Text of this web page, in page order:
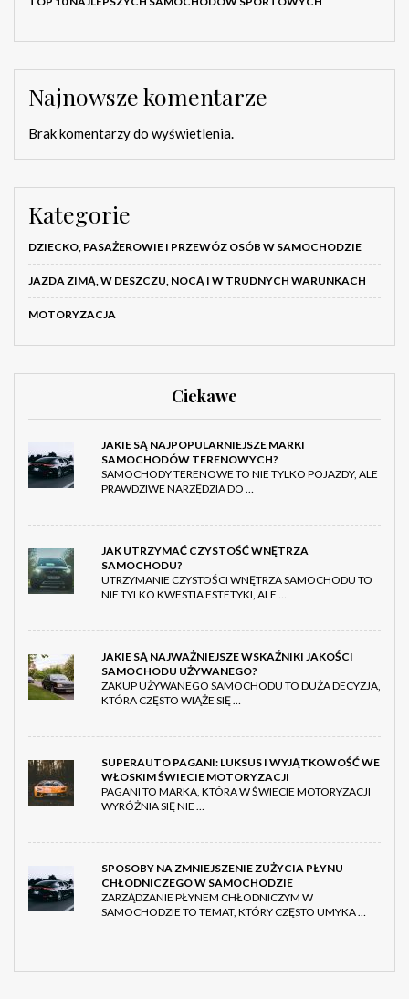
Najnowsze komentarze
Brak komentarzy do wyświetlenia.
Kategorie
DZIECKO, PASAŻEROWIE I PRZEWÓZ OSÓB W SAMOCHODZIE
JAZDA ZIMĄ, W DESZCZU, NOCĄ I W TRUDNYCH WARUNKACH
MOTORYZACJA
Ciekawe
JAKIE SĄ NAJPOPULARNIEJSZE MARKI
SAMOCHODÓW TERENOWYCH?
SAMOCHODY TERENOWE TO NIE TYLKO POJAZDY, ALE
PRAWDZIWE NARZĘDZIA DO …
JAK UTRZYMAĆ CZYSTOŚĆ WNĘTRZA
SAMOCHODU?
UTRZYMANIE CZYSTOŚCI WNĘTRZA SAMOCHODU TO
NIE TYLKO KWESTIA ESTETYKI, ALE …
JAKIE SĄ NAJWAŻNIEJSZE WSKAŹNIKI JAKOŚCI
SAMOCHODU UŻYWANEGO?
ZAKUP UŻYWANEGO SAMOCHODU TO DUŻA DECYZJA,
KTÓRA CZĘSTO WIĄŻE SIĘ …
SUPERAUTO PAGANI: LUKSUS I WYJĄTKOWOŚĆ WE
WŁOSKIM ŚWIECIE MOTORYZACJI
PAGANI TO MARKA, KTÓRA W ŚWIECIE MOTORYZACJI
WYRÓŻNIA SIĘ NIE …
SPOSOBY NA ZMNIEJSZENIE ZUŻYCIA PŁYNU
CHŁODNICZEGO W SAMOCHODZIE
ZARZĄDZANIE PŁYNEM CHŁODNICZYM W
SAMOCHODZIE TO TEMAT, KTÓRY CZĘSTO UMYKA …